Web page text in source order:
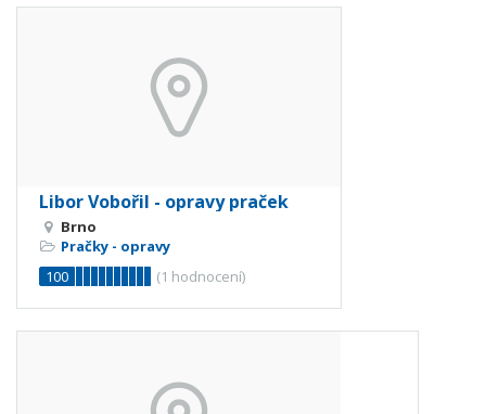
Libor Vobořil - opravy praček
Brno
Pračky - opravy
100
(1 hodnocení)